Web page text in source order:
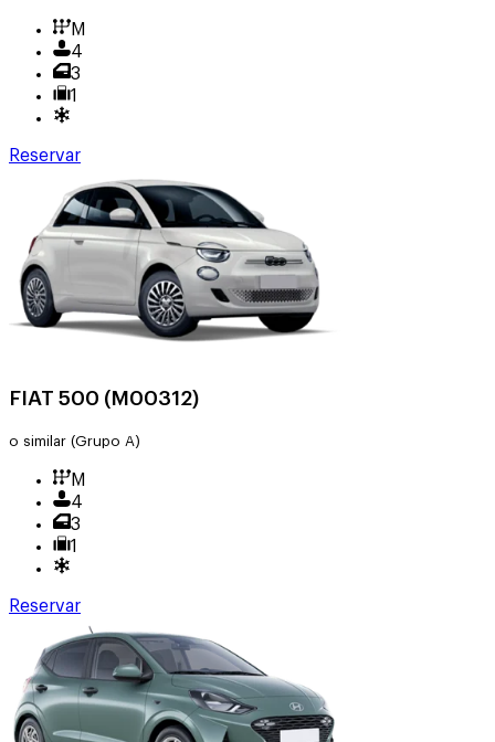
M
4
3
1
Reservar
FIAT 500 (M00312)
o similar (Grupo A)
M
4
3
1
Reservar